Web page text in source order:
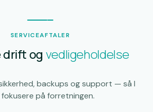
SERVICEAFTALER
drift og vedligeholdelse
backups og support — så I
fokusere på forretningen.